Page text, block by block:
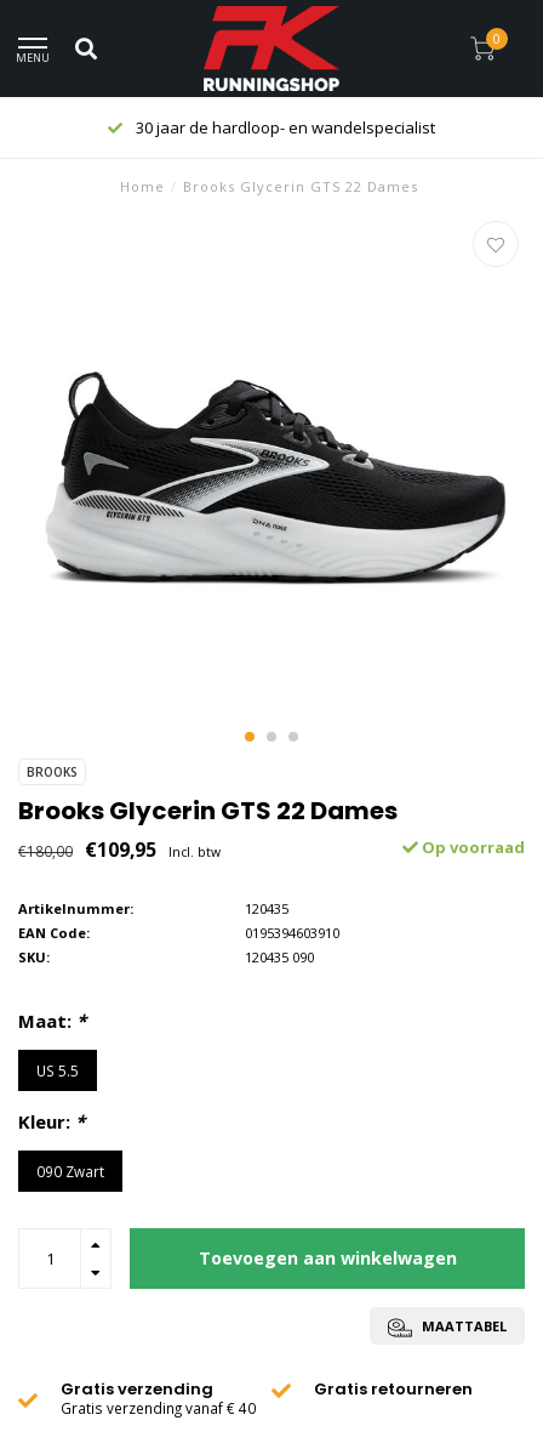
MENU
0
30 jaar de hardloop- en wandelspecialist
Home / Brooks Glycerin GTS 22 Dames
BROOKS
Brooks Glycerin GTS 22 Dames
€180,00 €109,95 Incl. btw Op voorraad
Artikelnummer:
120435
EAN Code:
0195394603910
SKU:
120435 090
Maat: *
US 5.5
Kleur: *
090 Zwart
Toevoegen aan winkelwagen
MAATTABEL
Gratis verzending
Gratis verzending vanaf € 40
Gratis retourneren